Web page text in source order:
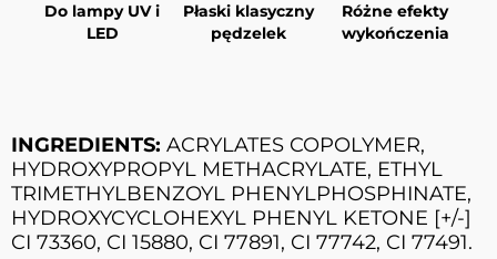
Do lampy UV i
LED
Płaski klasyczny
pędzelek
Różne efekty
wykończenia
INGREDIENTS: ACRYLATES COPOLYMER,
HYDROXYPROPYL METHACRYLATE, ETHYL
TRIMETHYLBENZOYL PHENYLPHOSPHINATE,
HYDROXYCYCLOHEXYL PHENYL KETONE [+/-]
CI 73360, CI 15880, CI 77891, CI 77742, CI 77491.